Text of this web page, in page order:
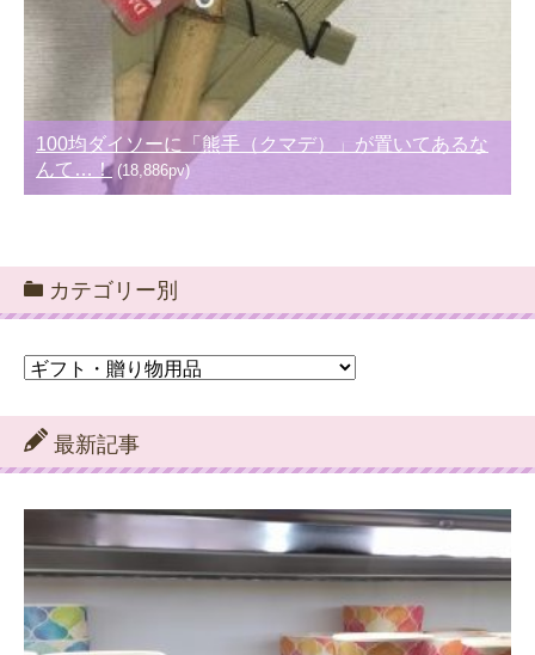
100均ダイソーに「熊手（クマデ）」が置いてあるな
んて…！ (18,886pv)
カテゴリー別
カ
ゴ
リ
ー
最新記事